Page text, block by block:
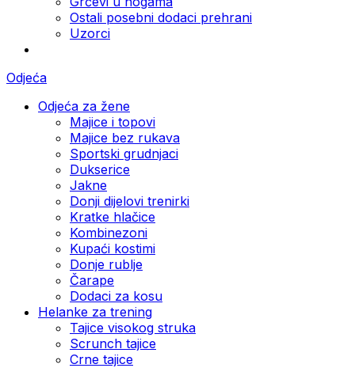
Ostali posebni dodaci prehrani
Uzorci
Odjeća
Odjeća za žene
Majice i topovi
Majice bez rukava
Sportski grudnjaci
Dukserice
Jakne
Donji dijelovi trenirki
Kratke hlačice
Kombinezoni
Kupaći kostimi
Donje rublje
Čarape
Dodaci za kosu
Helanke za trening
Tajice visokog struka
Scrunch tajice
Crne tajice